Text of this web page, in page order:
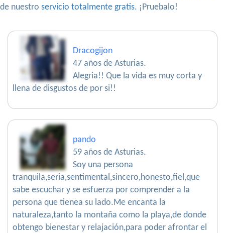
de nuestro servicio totalmente gratis. ¡Pruebalo!
Dracogijon
47 años de Asturias.
Alegria!! Que la vida es muy corta y
llena de disgustos de por si!!
pando
59 años de Asturias.
Soy una persona
tranquila,seria,sentimental,sincero,honesto,fiel,que
sabe escuchar y se esfuerza por comprender a la
persona que tienea su lado.Me encanta la
naturaleza,tanto la montaña como la playa,de donde
obtengo bienestar y relajación,para poder afrontar el